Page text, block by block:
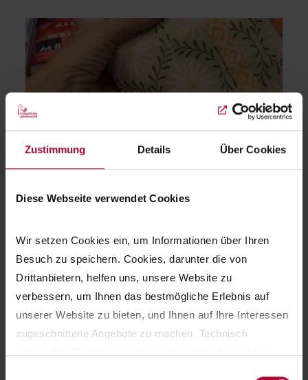
Zustimmung Details Über Cookies
Diese Webseite verwendet Cookies
Wir setzen Cookies ein, um Informationen über Ihren
Besuch zu speichern. Cookies, darunter die von
Drittanbietern, helfen uns, unsere Website zu
verbessern, um Ihnen das bestmögliche Erlebnis auf
unserer Website zu bieten, und Ihnen auf Ihre Interessen
zugeschnittene Angebote zu machen. Technisch
Freunde? Wir haben da etwas für Sie! Nutzen Sie das
neue Aktionspakete-Angebot und die große
Expertise des Buchhandlungsteam und überraschen
Sie Ihre Lieben und sich selbst.